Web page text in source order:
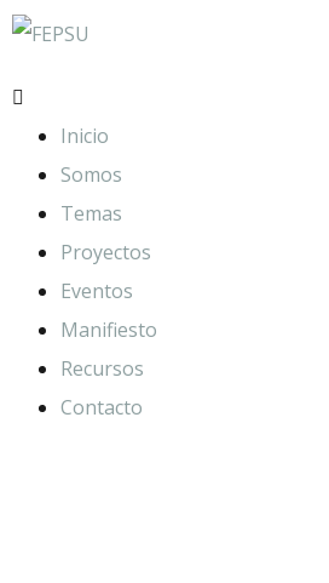
Inicio
Somos
Temas
Proyectos
Eventos
Manifiesto
Recursos
Contacto